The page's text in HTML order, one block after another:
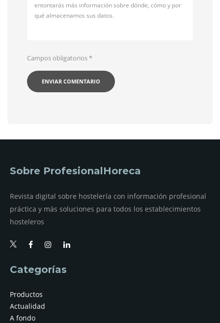
entontarás más información sobre dónde, cómo y por
qué almacenamos sus datos.
Campos obligatorios*
Sobre ProfesionalHoreca
Revista digital sobre hostelería con información profesional
práctica y más soluciones para todos los establecimientos
hosteleros
Categorías
Productos
Actualidad
A fondo